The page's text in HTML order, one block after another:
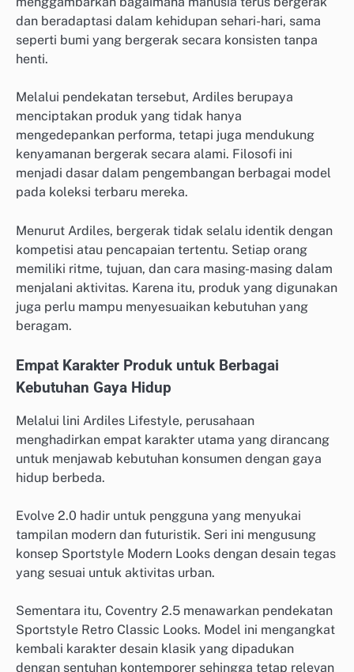
dan beradaptasi dalam kehidupan sehari-hari, sama
seperti bumi yang bergerak secara konsisten tanpa
henti.
Melalui pendekatan tersebut, Ardiles berupaya
menciptakan produk yang tidak hanya
mengedepankan performa, tetapi juga mendukung
kenyamanan bergerak secara alami. Filosofi ini
menjadi dasar dalam pengembangan berbagai model
pada koleksi terbaru mereka.
Menurut Ardiles, bergerak tidak selalu identik dengan
kompetisi atau pencapaian tertentu. Setiap orang
memiliki ritme, tujuan, dan cara masing-masing dalam
menjalani aktivitas. Karena itu, produk yang digunakan
juga perlu mampu menyesuaikan kebutuhan yang
beragam.
Empat Karakter Produk untuk Berbagai
Kebutuhan Gaya Hidup
Melalui lini Ardiles Lifestyle, perusahaan
menghadirkan empat karakter utama yang dirancang
untuk menjawab kebutuhan konsumen dengan gaya
hidup berbeda.
Evolve 2.0 hadir untuk pengguna yang menyukai
tampilan modern dan futuristik. Seri ini mengusung
konsep Sportstyle Modern Looks dengan desain tegas
yang sesuai untuk aktivitas urban.
Sementara itu, Coventry 2.5 menawarkan pendekatan
Sportstyle Retro Classic Looks. Model ini mengangkat
kembali karakter desain klasik yang dipadukan
dengan sentuhan kontemporer sehingga tetap relevan